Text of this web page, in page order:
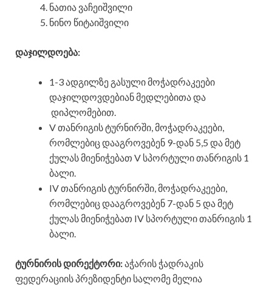
ნათია ვაჩეიშვილი
ნინო წიტაიშვილი
დაჯილდოება:
1-3 ადგილზე გასული მოჭადრაკეები
დაჯილდოვდებიან მედლებითა და
დიპლომებით.
V თანრიგის ტურნირში, მოჭადრაკეები,
რომლებიც დააგროვებენ 9-დან 5,5 და მეტ
ქულას მიენიჭებათ V სპორტული თანრიგის 1
ბალი.
IV თანრიგის ტურნირში, მოჭადრაკეები,
რომლებიც დააგროვებენ 7-დან 5 და მეტ
ქულას მიენიჭებათ IV სპორტული თანრიგის 1
ბალი.
ტურნირის დირექტორი:აჭარის ჭადრაკის
ფედერაციის პრეზიდენტი სალომე მელია